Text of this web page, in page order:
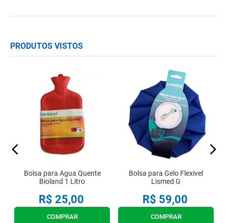
PRODUTOS VISTOS
Bolsa para Agua Quente
Bioland 1 Litro
R$ 25,00
COMPRAR
Bolsa para Gelo Flexivel
Lismed G
R$ 59,00
COMPRAR